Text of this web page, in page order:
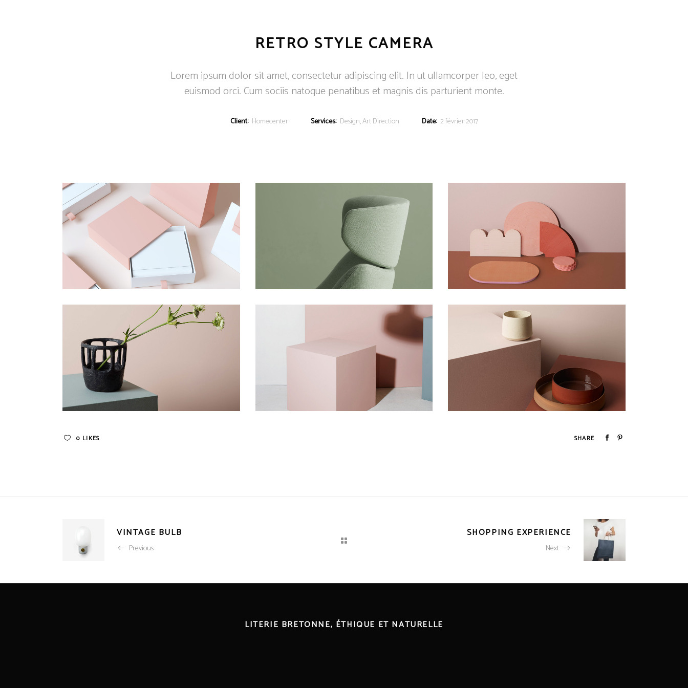
RETRO STYLE CAMERA
Lorem ipsum dolor sit amet, consectetur adipiscing elit. In ut ullamcorper leo, eget
euismod orci. Cum sociis natoque penatibus et magnis dis parturient monte.
Client: Homecenter Services: Design, Art Direction Date: 2 février 2017
0 LIKES
VINTAGE BULB
Previous
SHOPPING EXPERIENCE
Next
LITERIE BRETONNE, ÉTHIQUE ET NATURELLE